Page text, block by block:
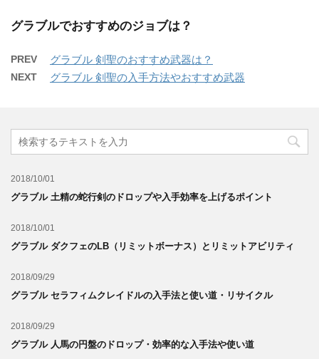
グラブルでおすすめのジョブは？
PREV グラブル 剣聖のおすすめ武器は？
NEXT グラブル 剣聖の入手方法やおすすめ武器
2018/10/01
グラブル 土精の蛇行剣のドロップや入手効率を上げるポイント
2018/10/01
グラブル ダクフェのLB（リミットボーナス）とリミットアビリティ
2018/09/29
グラブル セラフィムクレイドルの入手法と使い道・リサイクル
2018/09/29
グラブル 人馬の円盤のドロップ・効率的な入手法や使い道